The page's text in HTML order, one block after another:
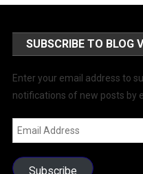
SUBSCRIBE TO BLOG
Enter your email address to
notifications of new posts by
Email
Address
Subscribe